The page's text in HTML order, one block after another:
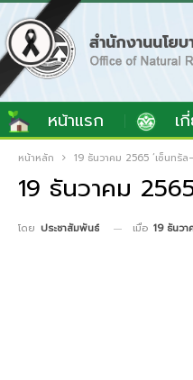
หน้าแรก เ
หน้าหลัก 19 ธันวาคม 2565 ‘เซ็นทรั
19 ธันวาคม
โดย ประชาสัมพันธ์ เมื่อ 19 ธันว